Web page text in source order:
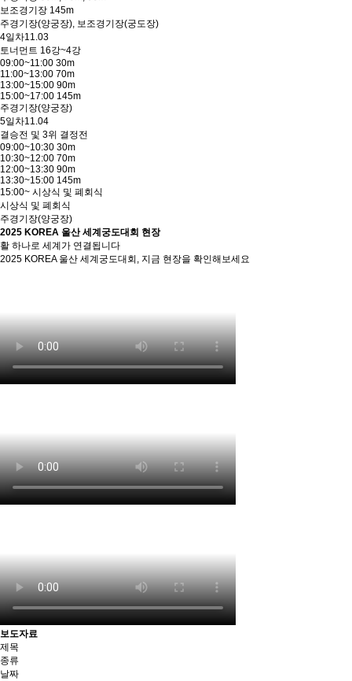
보조경기장 145m
주경기장(양궁장), 보조경기장(궁도장)
4일차11.03
토너먼트 16강~4강
09:00~11:00 30m
11:00~13:00 70m
13:00~15:00 90m
15:00~17:00 145m
주경기장(양궁장)
5일차11.04
결승전 및 3위 결정전
09:00~10:30 30m
10:30~12:00 70m
12:00~13:30 90m
13:30~15:00 145m
15:00~ 시상식 및 폐회식
시상식 및 폐회식
주경기장(양궁장)
2025 KOREA 울산 세계궁도대회 현장
활 하나로 세계가 연결됩니다
2025 KOREA 울산 세계궁도대회, 지금 현장을 확인해보세요
보도자료
제목
종류
날짜